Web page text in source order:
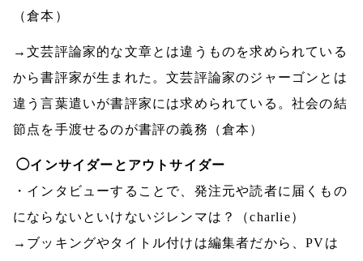
（倉本）
→文芸評論家的な文章とは違うものを求められている
から書評家が生まれた。文芸評論家のジャーゴンとは
違う言葉遣いが書評家には求められている。社会の結
節点を手渡せるのが書評の義務（倉本）
◯インサイダーとアウトサイダー
・インタビューすることで、発注元や読者に届くもの
にならないといけないジレンマは？
（charlie）
→ブッキングやタイトル付けは編集者だから、PVは